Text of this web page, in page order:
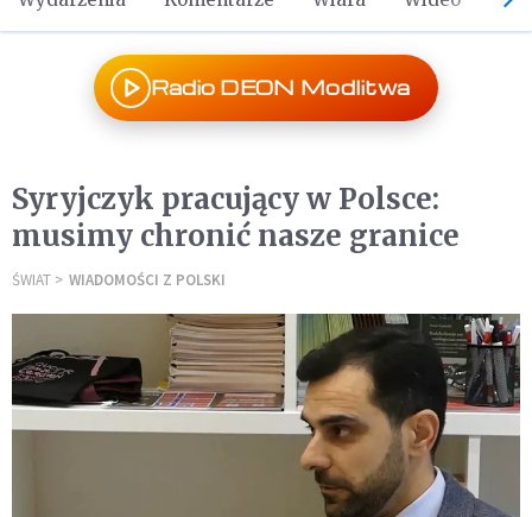
Radio DEON Modlitwa
Syryjczyk pracujący w Polsce:
musimy chronić nasze granice
ŚWIAT WIADOMOŚCI Z POLSKI